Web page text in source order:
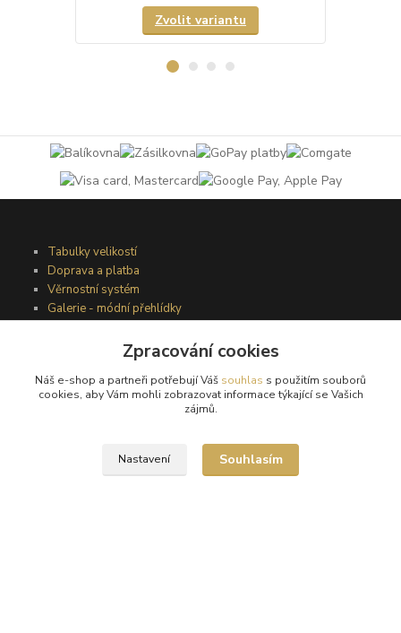
Zvolit variantu
Tabulky velikostí
Doprava a platba
Věrnostní systém
Galerie - módní přehlídky
Obchodní podmínky
Zpracování cookies
Náš e-shop a partneři potřebují Váš souhlas s použitím souborů
cookies, aby Vám mohli zobrazovat informace týkající se Vašich
zájmů.
Nastavení Souhlasím